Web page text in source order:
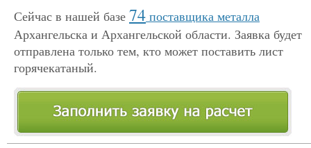
Сейчас в нашей базе 74 поставщика металла
Архангельска и Архангельской области. Заявка будет
отправлена только тем, кто может поставить лист
горячекатаный.